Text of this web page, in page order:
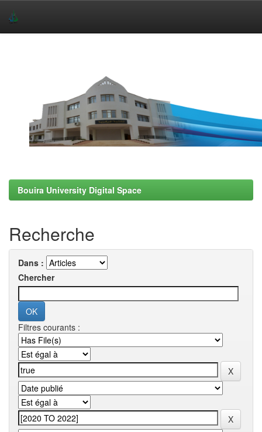
Bouira University Digital Space
Recherche
Dans :
Chercher
Filtres courants :